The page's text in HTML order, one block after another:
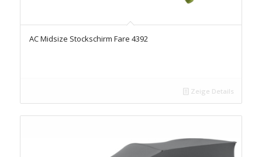
AC Midsize Stockschirm Fare 4392
Zeige Details